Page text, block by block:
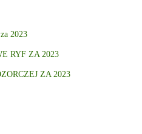
2023
RYF ZA 2023
ZA 2023